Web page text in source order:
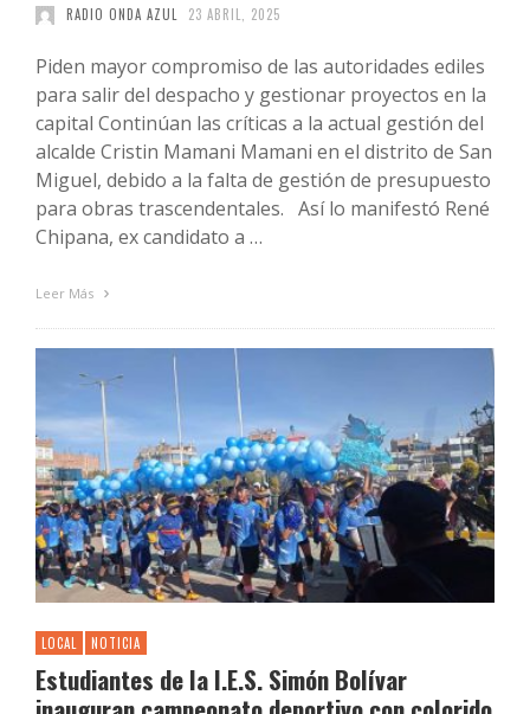
RADIO ONDA AZUL 23 ABRIL, 2025
Piden mayor compromiso de las autoridades ediles
para salir del despacho y gestionar proyectos en la
capital Continúan las críticas a la actual gestión del
alcalde Cristin Mamani Mamani en el distrito de San
Miguel, debido a la falta de gestión de presupuesto
para obras trascendentales. Así lo manifestó René
Chipana, ex candidato a …
Leer Más
LOCAL NOTICIA
Estudiantes de la I.E.S. Simón Bolívar